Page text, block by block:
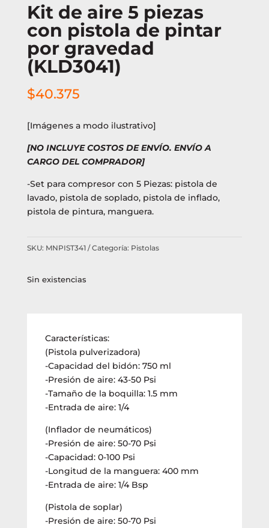
Kit de aire 5 piezas
con pistola de pintar
por gravedad
(KLD3041)
$40.375
[Imágenes a modo ilustrativo]
[NO INCLUYE COSTOS DE ENVÍO. ENVÍO A
CARGO DEL COMPRADOR]
-Set para compresor con 5 Piezas: pistola de
lavado, pistola de soplado, pistola de inflado,
pistola de pintura, manguera.
SKU: MNPIST341 Categoría: Pistolas
Sin existencias
Características:
(Pistola pulverizadora)
-Capacidad del bidón: 750 ml
-Presión de aire: 43-50 Psi
-Tamaño de la boquilla: 1.5 mm
-Entrada de aire: 1/4
(Inflador de neumáticos)
-Presión de aire: 50-70 Psi
-Capacidad: 0-100 Psi
-Longitud de la manguera: 400 mm
-Entrada de aire: 1/4 Bsp
(Pistola de soplar)
-Presión de aire: 50-70 Psi